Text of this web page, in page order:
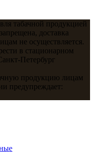
табачной продукцией
доставка
не осуществляется.
в стационарном
Петербург
продукцию лицам
предупреждает: